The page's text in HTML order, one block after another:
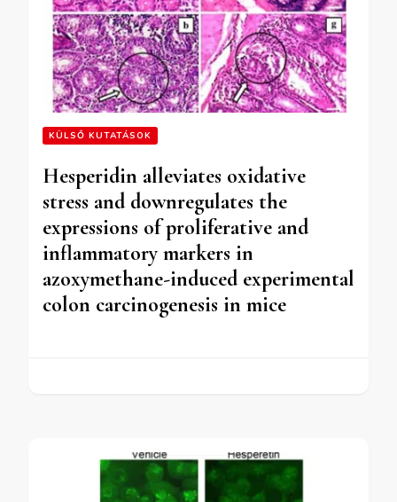
KÜLSŐ KUTATÁSOK
Hesperidin alleviates oxidative
stress and downregulates the
expressions of proliferative and
inflammatory markers in
azoxymethane-induced experimental
colon carcinogenesis in mice